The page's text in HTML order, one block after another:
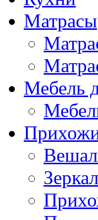
Матрасы
Мебель